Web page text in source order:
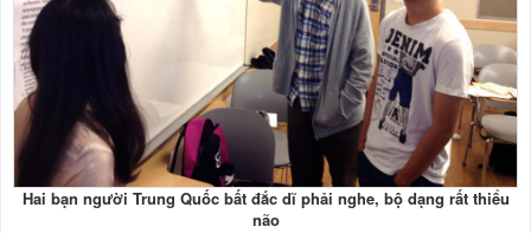
Hai bạn người Trung Quốc bất đắc dĩ phải nghe, bộ dạng rất thiểu
não